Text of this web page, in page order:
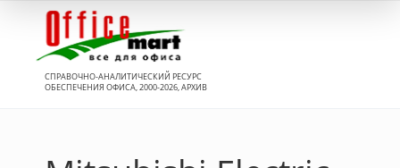
СПРАВОЧНО-АНАЛИТИЧЕСКИЙ РЕСУРС
ОБЕСПЕЧЕНИЯ ОФИСА, 2000-2026, АРХИВ